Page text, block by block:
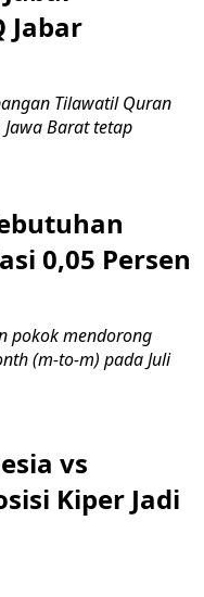
Jabar
Tilawatil Quran
Jawa Barat tetap
0,05 Persen
pokok mendorong
(m-to-m) pada Juli
vs
Kiper Jadi